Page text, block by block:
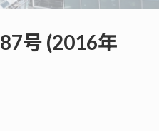
号 (2016年